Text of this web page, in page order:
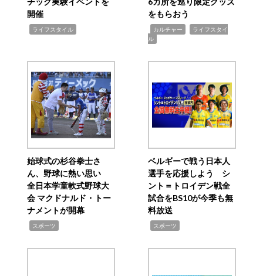
開催
ライフスタイル
をもらおう
カルチャー
ライフスタイ
ル
始球式の杉谷拳士さ
ん、野球に熱い思い
全日本学童軟式野球大
会 マクドナルド・トー
ナメントが開幕
スポーツ
ベルギーで戦う日本人
選手を応援しよう シ
ント＝トロイデン戦全
試合をBS10が今季も無
料放送
スポーツ